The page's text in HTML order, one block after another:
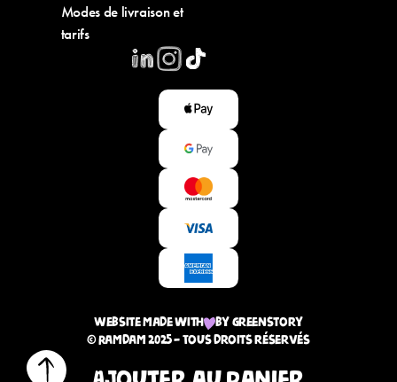
Modes de livraison et
tarifs
Website made with
by greenstory
© Ramdam 2025 — Tous droits réservés